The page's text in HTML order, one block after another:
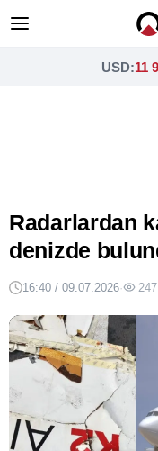
USD:11
Radarlardan
denizde
16:40 / 09.07.2026· 247